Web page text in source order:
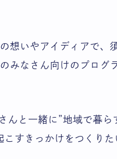
想いやアイディアで、
みなさん向けのプログ
んと一緒に”地域で暮ら
すきっかけをつくりた